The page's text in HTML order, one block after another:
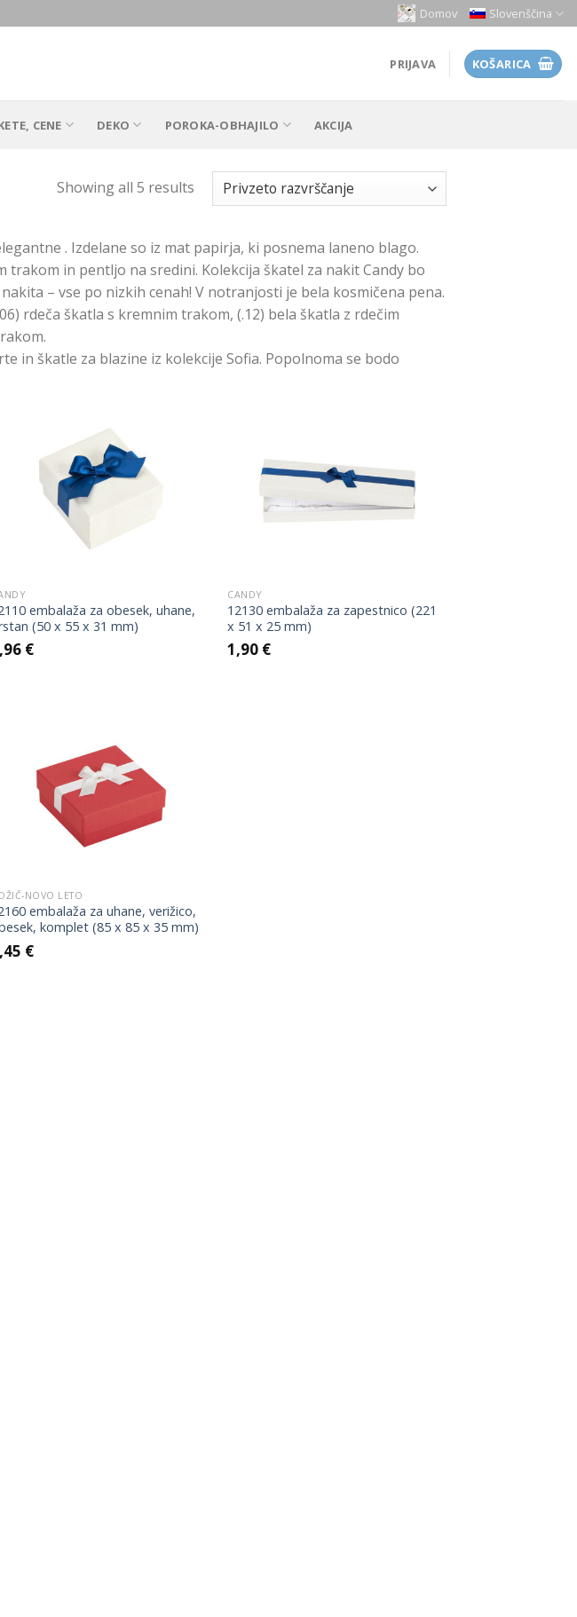
Domov Slovenščina
PRIJAVA KOŠARICA
CENE DEKO POROKA-OBHAJILO AKCIJA
Showing all 5 results
. Izdelane so iz mat papirja, ki posnema laneno blago.
trakom in pentljo na sredini. Kolekcija škatel za nakit Candy bo
– vse po nizkih cenah! V notranjosti je bela kosmičena pena.
rdeča škatla s kremnim trakom, (.12) bela škatla z rdečim
in škatle za blazine iz kolekcije Sofia. Popolnoma se bodo
embalaža za obesek, uhane,
(50 x 55 x 31 mm)
€
Add to
Wishlist
CANDY
12130 embalaža za zapestnico (221
x 51 x 25 mm)
1,90 €
Add to
Wishlist
NOVO LETO
embalaža za uhane, verižico,
komplet (85 x 85 x 35 mm)
€